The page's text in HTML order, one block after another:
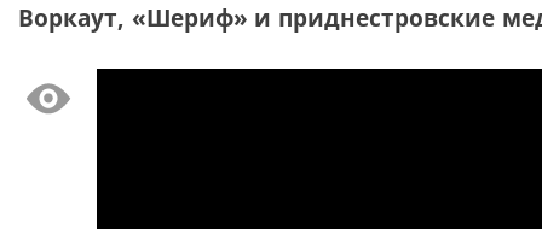
Воркаут, «Шериф» и приднестровские